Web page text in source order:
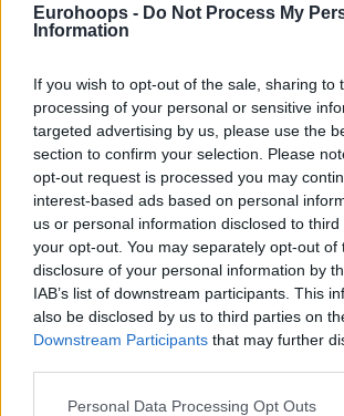
Eurohoops - Do Not Process My
Information
If you wish to opt-out of the sale, sharing to
processing of your personal or sensitive
targeted advertising by us, please use the
section to confirm your selection. Please
opt-out request is processed you may
interest-based ads based on personal
us or personal information disclosed to
your opt-out. You may separately opt-out of
disclosure of your personal information by
IAB’s list of downstream participants. This
also be disclosed by us to third parties on
Downstream Participants that may further
Please note that this website/app uses one
Personal Data Processing Opt Outs
Sözleşmesi 3 Yıl
Frutti Extra Bursaspor, iç transferde
imza attı.
Nedim Yücel:
EuroLeague Zor
Gözüküyor”
29/MAY/22 17:18
Frutti Extra Bursaspor Genel Menajeri
çekici açıklamalarda bulundu.
Formatı Bizi Bu
İyi Hazırladı”